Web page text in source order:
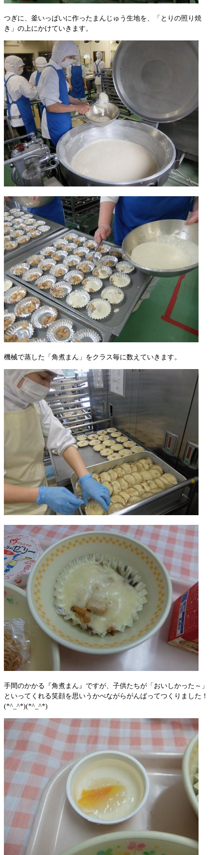
つぎに、釜いっぱいに作ったまんじゅう生地を、「とりの照り焼
き」の上にかけていきます。
機械で蒸した「角煮まん」をクラス毎に数えていきます。
手間のかかる『角煮まん』ですが、子供たちが「おいしかった～」
といってくれる笑顔を思いうかべながらがんばってつくりました！
(*^_^*)(*^_^*)